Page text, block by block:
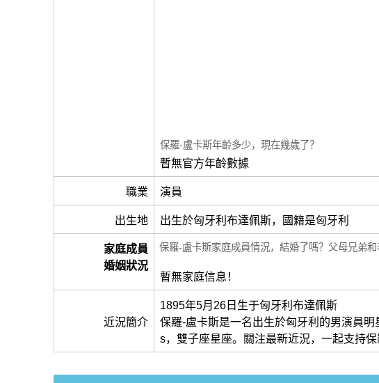
保羅-盧卡斯年齡多少，現在幾歲了？
暫無官方年齡數據
職業 演員
出生地 出生於匈牙利布達佩斯，國籍是匈牙利
家庭成員
婚姻狀況
保羅-盧卡斯家庭成員情況，結婚了嗎？父母兄弟
暫無家庭信息！
近況簡介
1895年5月26日生于匈牙利布達佩斯
保羅-盧卡斯是一名出生於匈牙利的男演員
s，雙子座星座。關注最新近況，一起支持保